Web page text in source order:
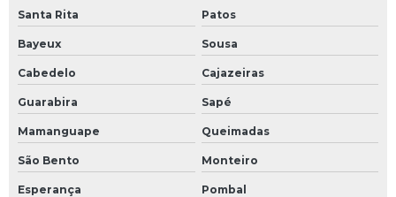
Santa Rita Patos
Bayeux Sousa
Cabedelo Cajazeiras
Guarabira Sapé
Mamanguape Queimadas
São Bento Monteiro
Esperança Pombal